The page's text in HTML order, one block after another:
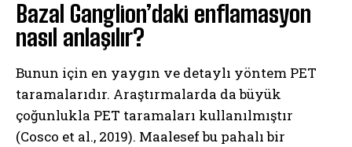
Bazal Ganglion’daki enflamasyon
nasıl anlaşılır?
Bunun için en yaygın ve detaylı yöntem PET
taramalarıdır. Araştırmalarda da büyük
çoğunlukla PET taramaları kullanılmıştır
(Cosco et al., 2019). Maalesef bu pahalı bir